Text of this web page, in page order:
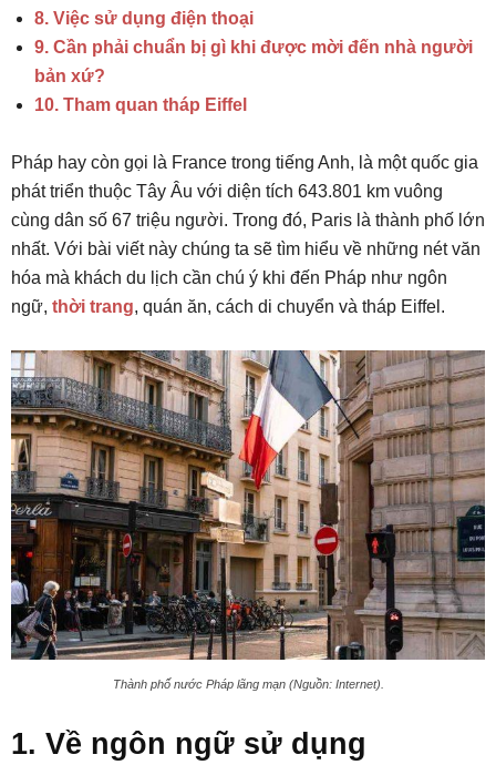
8. Việc sử dụng điện thoại
9. Cần phải chuẩn bị gì khi được mời đến nhà người
bản xứ?
10. Tham quan tháp Eiffel
Pháp hay còn gọi là France trong tiếng Anh, là một quốc gia
phát triển thuộc Tây Âu với diện tích 643.801 km vuông
cùng dân số 67 triệu người. Trong đó, Paris là thành phố lớn
nhất. Với bài viết này chúng ta sẽ tìm hiểu về những nét văn
hóa mà khách du lịch cần chú ý khi đến Pháp như ngôn
ngữ, thời trang, quán ăn, cách di chuyển và tháp Eiffel.
Thành phố nước Pháp lãng mạn (Nguồn: Internet).
1. Về ngôn ngữ sử dụng